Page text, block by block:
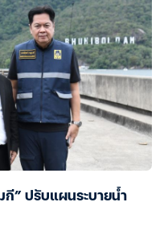
” ปรับแผนระบายน้ำ